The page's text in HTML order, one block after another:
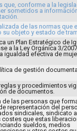
que, conforme a la
sometidos a
de las normas que
su objeto y estado de
un Plan Estratégico de
a la Ley Orgánica 3/
igualdad efectiva de
de gestión
y procedimientos
de documentos.
las personas que
representación del
sindicales, sindicato
costes que estas
sueldos, medios